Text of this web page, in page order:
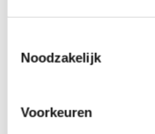
Noodzakelijk
Voorkeuren